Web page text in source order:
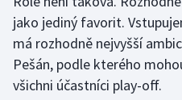
Short track
Sportovní střelba
Stolní tenis
jako jediný favorit.
má rozhodně nejvyšší
Pešán, podle kterého
všichni účastníci play-off.